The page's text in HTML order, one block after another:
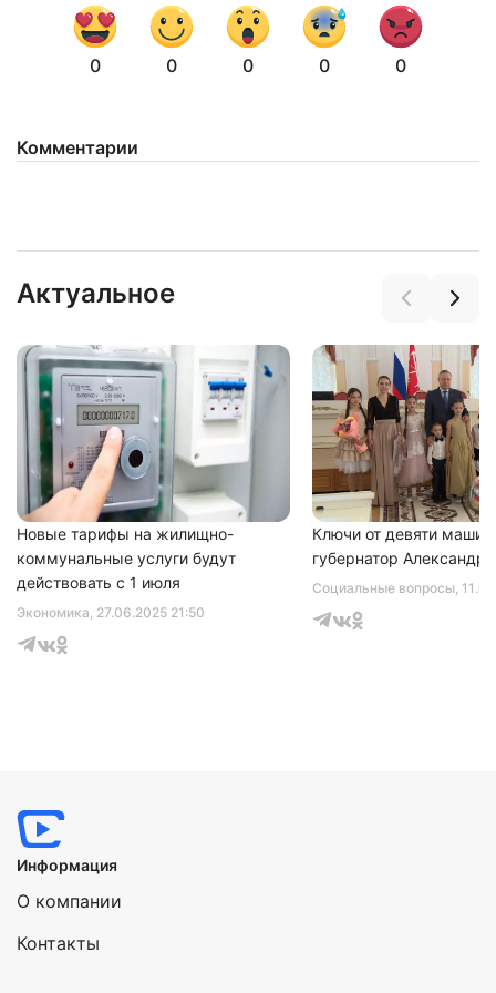
0 0 0 0 0
Комментарии
Актуальное
Экономика, 27.06.2025 21:50
Новые тарифы на жилищно-
коммунальные услуги будут
действовать с 1 июля
Социальные вопросы,
Ключи от девяти машин
губернатор Александр
Информация
О компании
Контакты